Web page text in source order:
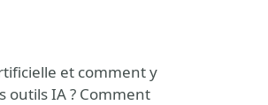
et comment y
IA ? Comment